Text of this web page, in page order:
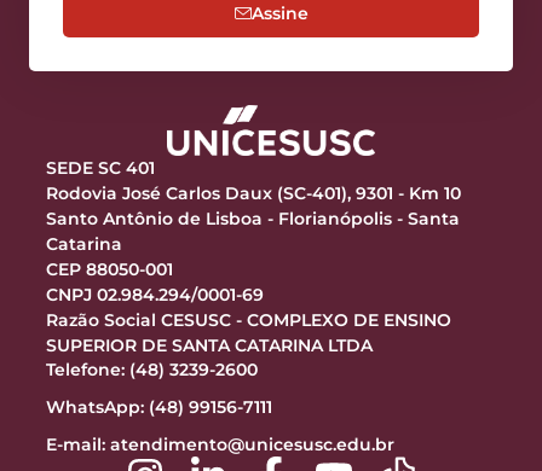
Assine
SEDE SC 401
Rodovia José Carlos Daux (SC-401), 9301 - Km 10
Santo Antônio de Lisboa - Florianópolis - Santa
Catarina
CEP 88050-001
CNPJ 02.984.294/0001-69
Razão Social CESUSC - COMPLEXO DE ENSINO
SUPERIOR DE SANTA CATARINA LTDA
Telefone: (48) 3239-2600
WhatsApp: (48) 99156-7111
E-mail: atendimento@unicesusc.edu.br